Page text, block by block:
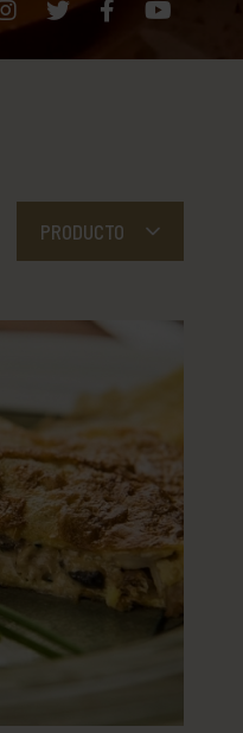
PRODUCTO